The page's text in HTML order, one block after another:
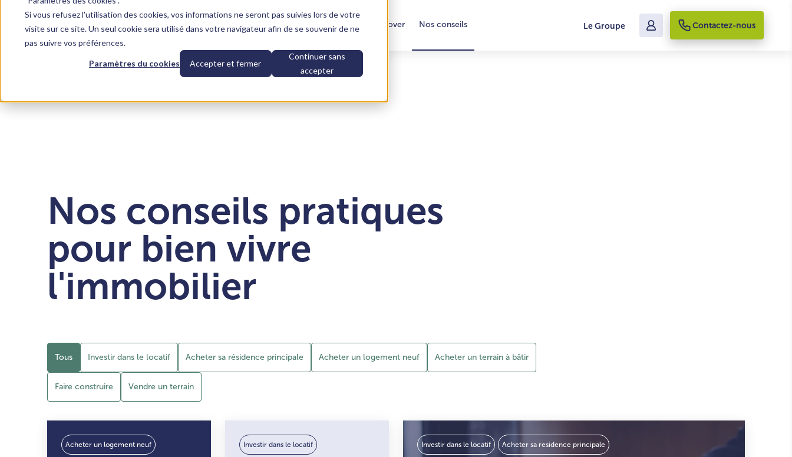
Si vous refusez l'utilisation des cookies, vos informations ne seront pas suivies lors de votre
visite sur ce site. Un seul cookie sera utilisé dans votre navigateur afin de se souvenir de ne
pas suivre vos préférences.
Paramètres du cookies Accepter et fermer
Continuer sans
accepter
Nos programmes Acheter Faire construire Vendre Rénover Nos conseils Le Groupe Contactez-nous
Tous nos conseilsQuestions fréquentes
Nos conseils pratiques
pour bien vivre
l'immobilier
Tous Investir dans le locatif Acheter sa résidence principale Acheter un logement neuf Acheter un terrain à bâtir
Faire construire Vendre un terrain
Acheter un logement neuf Investir dans le locatif Investir dans le locatif Acheter sa residence principale